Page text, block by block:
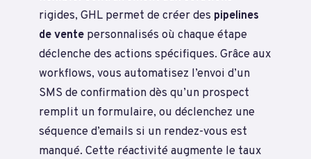
rigides, GHL permet de créer des pipelines
de vente personnalisés où chaque étape
déclenche des actions spécifiques. Grâce aux
workflows, vous automatisez l’envoi d’un
SMS de confirmation dès qu’un prospect
remplit un formulaire, ou déclenchez une
séquence d’emails si un rendez-vous est
manqué. Cette réactivité augmente le taux